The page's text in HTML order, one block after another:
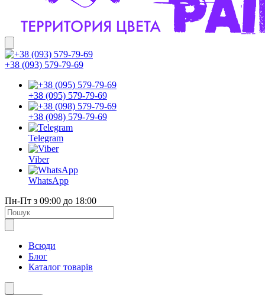
+38 (093) 579-79-69
+38 (095) 579-79-69
+38 (098) 579-79-69
Telegram
Viber
WhatsApp
Пн-Пт з 09:00 до 18:00
Всюди
Блог
Каталог товарів